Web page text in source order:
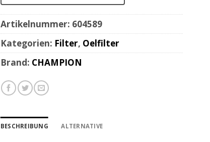
Artikelnummer: 604589
Kategorien: Filter, Oelfilter
Brand: CHAMPION
BESCHREIBUNG ALTERNATIVE